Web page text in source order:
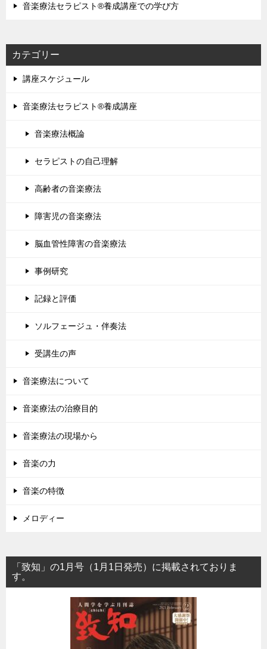
音楽療法セラピスト®養成講座での学び方
カテゴリー
講座スケジュール
音楽療法セラピスト®養成講座
音楽療法概論
セラピストの自己理解
高齢者の音楽療法
障害児の音楽療法
脳血管性障害の音楽療法
事例研究
記録と評価
ソルフェージュ・伴奏法
受講生の声
音楽療法について
音楽療法の治療目的
音楽療法の現場から
音楽の力
音楽の特徴
メロディー
「致知」の1月号（1月1日発売）に掲載されておりま
す。